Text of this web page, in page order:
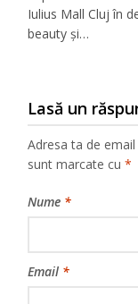
Iulius Mall Cluj în
beauty și…
Lasă un
Adresa ta de
sunt marcate cu*
Nume *
Email *